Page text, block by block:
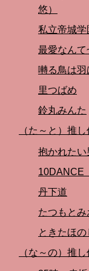
悠）
私立帝城学
最愛なんて
囀る鳥は羽
里つばめ
鈴丸みんた
（た～と）推
抱かれたい
10DANCE
丹下道
たつもとみ
ときたほの
（な～の）推